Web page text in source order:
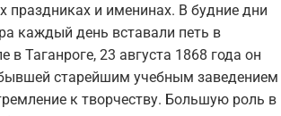
праздниках и именинах. В будние дни
каждый день вставали петь в
Таганроге, 23 августа 1868 года он
бывшей старейшим учебным заведением
к творчеству. Большую роль в